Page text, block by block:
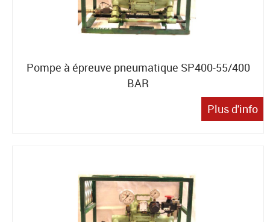
Pompe à épreuve pneumatique SP400-55/400
BAR
Plus d'info